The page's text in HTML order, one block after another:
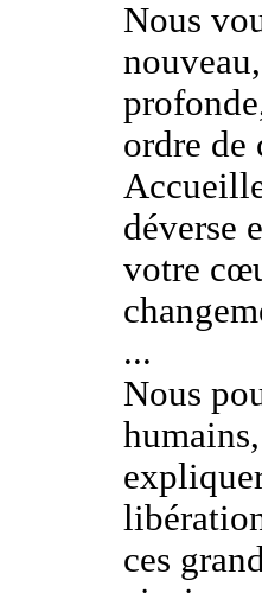
Nous
ordre
déverse
votre
...
Nous
ces